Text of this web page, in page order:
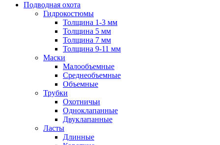
Подводная охота
Гидрокостюмы
Толщина 1-3 мм
Толщина 5 мм
Толщина 7 мм
Толщина 9-11 мм
Маски
Малообъемные
Среднеобъемные
Объемные
Трубки
Охотничьи
Одноклапанные
Двуклапанные
Ласты
Длинные